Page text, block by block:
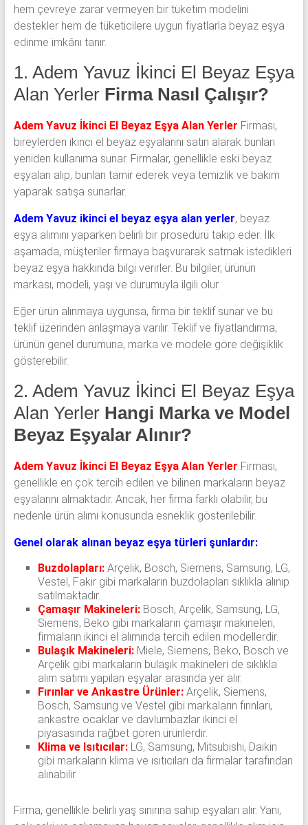
hem çevreye zarar vermeyen bir tüketim modelini
destekler hem de tüketicilere uygun fiyatlarla beyaz eşya
edinme imkânı tanır.
1. Adem Yavuz İkinci El Beyaz Eşya
Alan Yerler Firma Nasıl Çalışır?
Adem Yavuz İkinci El Beyaz Eşya Alan Yerler Firması,
bireylerden ikinci el beyaz eşyalarını satın alarak bunları
yeniden kullanıma sunar. Firmalar, genellikle eski beyaz
eşyaları alıp, bunları tamir ederek veya temizlik ve bakım
yaparak satışa sunarlar.
Adem Yavuz ikinci el beyaz eşya alan yerler, beyaz
eşya alımını yaparken belirli bir prosedürü takip eder. İlk
aşamada, müşteriler firmaya başvurarak satmak istedikleri
beyaz eşya hakkında bilgi verirler. Bu bilgiler, ürünün
markası, modeli, yaşı ve durumuyla ilgili olur.
Eğer ürün alınmaya uygunsa, firma bir teklif sunar ve bu
teklif üzerinden anlaşmaya varılır. Teklif ve fiyatlandırma,
ürünün genel durumuna, marka ve modele göre değişiklik
gösterebilir.
2. Adem Yavuz İkinci El Beyaz Eşya
Alan Yerler Hangi Marka ve Model
Beyaz Eşyalar Alınır?
Adem Yavuz İkinci El Beyaz Eşya Alan Yerler Firması,
genellikle en çok tercih edilen ve bilinen markaların beyaz
eşyalarını almaktadır. Ancak, her firma farklı olabilir, bu
nedenle ürün alımı konusunda esneklik gösterilebilir.
Genel olarak alınan beyaz eşya türleri şunlardır:
Buzdolapları:Arçelik, Bosch, Siemens, Samsung, LG,
Vestel, Fakir gibi markaların buzdolapları sıklıkla alınıp
satılmaktadır.
Çamaşır Makineleri:Bosch, Arçelik, Samsung, LG,
Siemens, Beko gibi markaların çamaşır makineleri,
firmaların ikinci el alımında tercih edilen modellerdir.
Bulaşık Makineleri:Miele, Siemens, Beko, Bosch ve
Arçelik gibi markaların bulaşık makineleri de sıklıkla
alım satımı yapılan eşyalar arasında yer alır.
Fırınlar ve Ankastre Ürünler:Arçelik, Siemens,
Bosch, Samsung ve Vestel gibi markaların fırınları,
ankastre ocaklar ve davlumbazlar ikinci el
piyasasında rağbet gören ürünlerdir.
Klima ve Isıtıcılar:LG, Samsung, Mitsubishi, Daikin
gibi markaların klima ve ısıtıcıları da firmalar tarafından
alınabilir.
Firma, genellikle belirli yaş sınırına sahip eşyaları alır. Yani,